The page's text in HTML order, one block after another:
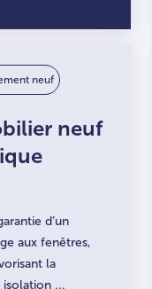
neuf
neuf
d’un
aux fenêtres,
la
...